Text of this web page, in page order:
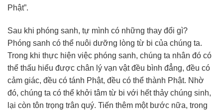
Phật”.
Sau khi phóng sanh, tự mình có những thay đổi gì?
Phóng sanh có thể nuôi dưỡng lòng từ bi của chúng ta.
Trong khi thực hiện việc phóng sanh, chúng ta nhân đó có
thể thấu hiểu được chân lý vạn vật đều bình đẳng, đều có
cảm giác, đều có tánh Phật, đều có thể thành Phật. Nhờ
đó, chúng ta có thể khởi tâm từ bi với hết thảy chúng sinh,
lại còn tôn trọng trân quý. Tiến thêm một bước nữa, trong